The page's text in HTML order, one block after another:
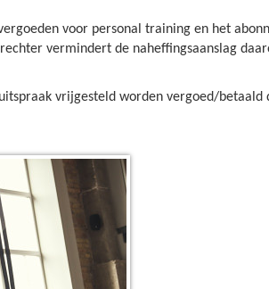
voor personal training en het
vermindert de naheffingsaanslag
vrijgesteld worden vergoed/betaald